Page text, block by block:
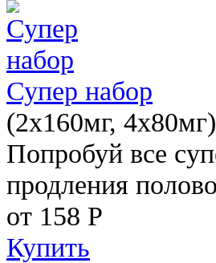
Супер набор
(2х160мг, 4х80мг)
Попробуй все
продления
от 158 Р
Купить